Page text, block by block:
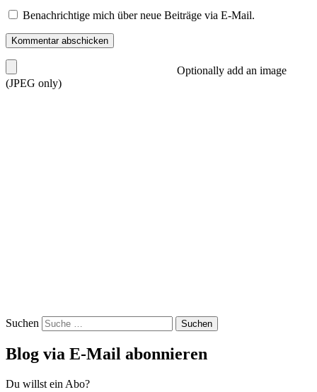
Benachrichtige mich über neue Beiträge via E-Mail.
Optionally add an image
(JPEG only)
Suchen
Blog via E-Mail abonnieren
Du willst ein Abo?